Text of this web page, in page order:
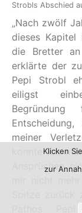
Strobls Abschied
„Nach zwölf
dieses Kapitel
die Bretter
erklärte der
Pepi Strobl
eiligst
meiner
konnte ich
Ansprüchen
Spitze zurück
Pathos.
Klicken
zur